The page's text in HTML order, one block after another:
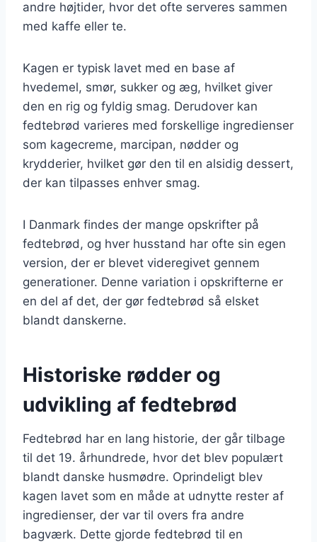
andre højtider, hvor det ofte serveres sammen
med kaffe eller te.
Kagen er typisk lavet med en base af
hvedemel, smør, sukker og æg, hvilket giver
den en rig og fyldig smag. Derudover kan
fedtebrød varieres med forskellige ingredienser
som kagecreme, marcipan, nødder og
krydderier, hvilket gør den til en alsidig dessert,
der kan tilpasses enhver smag.
I Danmark findes der mange opskrifter på
fedtebrød, og hver husstand har ofte sin egen
version, der er blevet videregivet gennem
generationer. Denne variation i opskrifterne er
en del af det, der gør fedtebrød så elsket
blandt danskerne.
Historiske rødder og
udvikling af fedtebrød
Fedtebrød har en lang historie, der går tilbage
til det 19. århundrede, hvor det blev populært
blandt danske husmødre. Oprindeligt blev
kagen lavet som en måde at udnytte rester af
ingredienser, der var til overs fra andre
bagværk. Dette gjorde fedtebrød til en